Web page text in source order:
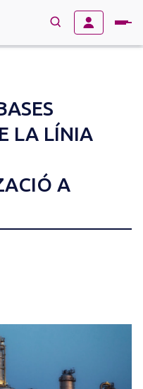
LA LÍNIA
A